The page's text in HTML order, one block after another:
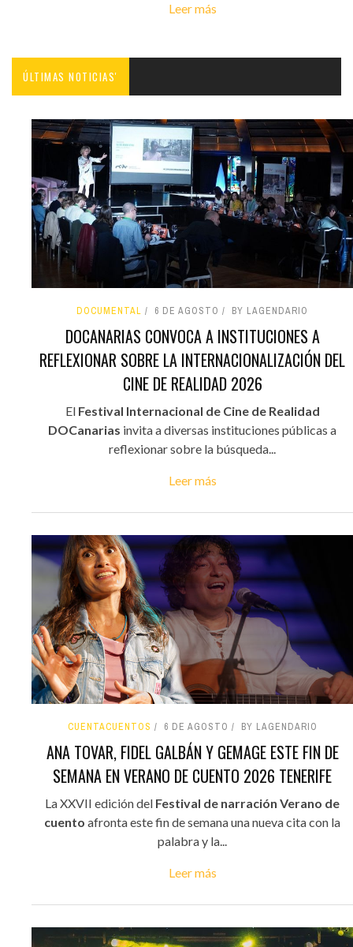
Leer más
ÚLTIMAS NOTICIAS'
DOCUMENTAL 6 DE AGOSTO BY LAGENDARIO
DOCANARIAS CONVOCA A INSTITUCIONES A
REFLEXIONAR SOBRE LA INTERNACIONALIZACIÓN DEL
CINE DE REALIDAD 2026
El Festival Internacional de Cine de Realidad
DOCanarias invita a diversas instituciones públicas a
reflexionar sobre la búsqueda...
Leer más
CUENTACUENTOS 6 DE AGOSTO BY LAGENDARIO
ANA TOVAR, FIDEL GALBÁN Y GEMAGE ESTE FIN DE
SEMANA EN VERANO DE CUENTO 2026 TENERIFE
La XXVII edición del Festival de narración Verano de
cuento afronta este fin de semana una nueva cita con la
palabra y la...
Leer más